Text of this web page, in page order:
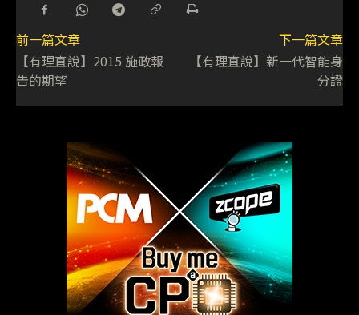
前一篇文章
【有理直說】2015 施政報
告的期望
下一篇文章
【有理直說】新一代智能身
分證